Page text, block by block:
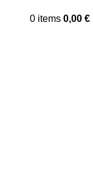
0 items 0,00 €